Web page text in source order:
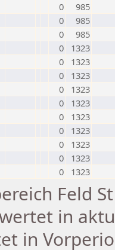
0
985
0
985
0
985
0
1323
0
1323
0
1323
0
1323
0
1323
0
1323
0
1323
0
1323
0
1323
0 1323
Feld
in
in